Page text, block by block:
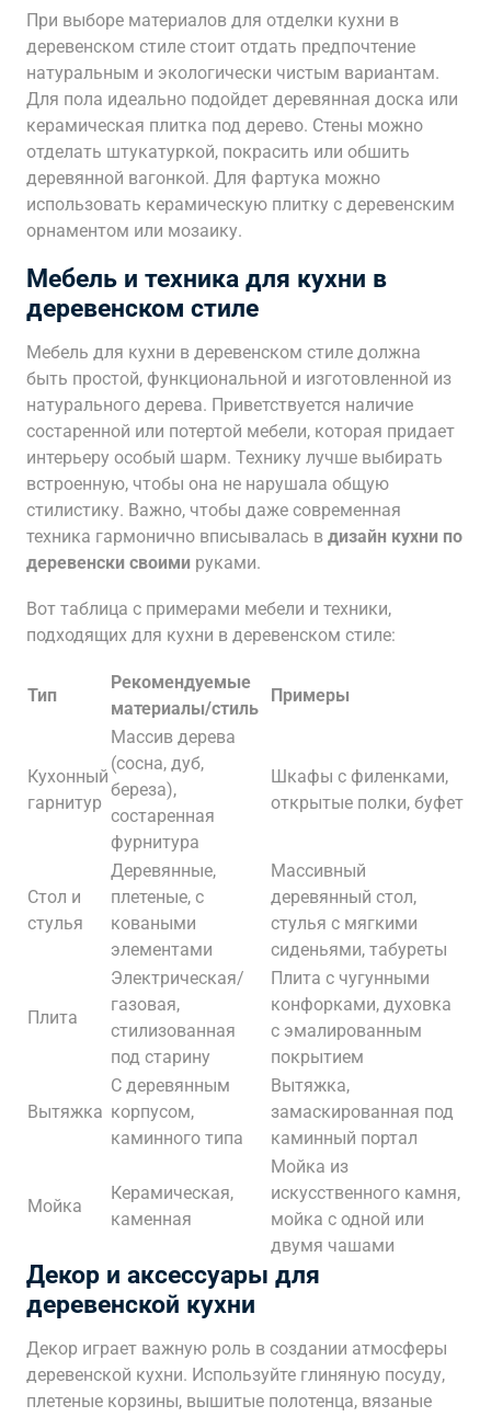
При выборе материалов для отделки кухни в
деревенском стиле стоит отдать предпочтение
натуральным и экологически чистым вариантам.
Для пола идеально подойдет деревянная доска или
керамическая плитка под дерево. Стены можно
отделать штукатуркой, покрасить или обшить
деревянной вагонкой. Для фартука можно
использовать керамическую плитку с деревенским
орнаментом или мозаику.
Мебель и техника для кухни в
деревенском стиле
Мебель для кухни в деревенском стиле должна
быть простой, функциональной и изготовленной из
натурального дерева. Приветствуется наличие
состаренной или потертой мебели, которая придает
интерьеру особый шарм. Технику лучше выбирать
встроенную, чтобы она не нарушала общую
стилистику. Важно, чтобы даже современная
техника гармонично вписывалась в дизайн кухни по
деревенски своими руками.
Вот таблица с примерами мебели и техники,
подходящих для кухни в деревенском стиле:
Тип
Рекомендуемые
материалы/стиль
Примеры
Кухонный
гарнитур
Массив дерева
(сосна, дуб,
береза),
состаренная
фурнитура
Шкафы с филенками,
открытые полки, буфет
Стол и
стулья
Деревянные,
плетеные, с
коваными
элементами
Массивный
деревянный стол,
стулья с мягкими
сиденьями, табуреты
Плита
Электрическая/
газовая,
стилизованная
под старину
Плита с чугунными
конфорками, духовка
с эмалированным
покрытием
Вытяжка
С деревянным
корпусом,
каминного типа
Вытяжка,
замаскированная под
каминный портал
Мойка
Керамическая,
каменная
Мойка из
искусственного камня,
мойка с одной или
двумя чашами
Декор и аксессуары для
деревенской кухни
Декор играет важную роль в создании атмосферы
деревенской кухни. Используйте глиняную посуду,
плетеные корзины, вышитые полотенца, вязаные